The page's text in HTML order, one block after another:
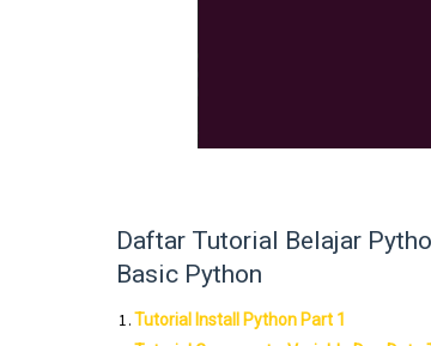
Daftar Tutorial Belajar
Basic Python
Tutorial Install Python Part 1